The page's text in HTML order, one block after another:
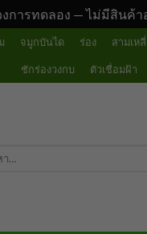
การทดลอง — ไม่มีสินค้า
จมูกบันได ร่อง สามเห
ชักร่องวงกบ ตัวเชื่อมฝ้า